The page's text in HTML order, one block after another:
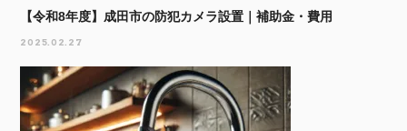
【令和8年度】成田市の防犯カメラ設置｜補助金・費用
2025.02.27